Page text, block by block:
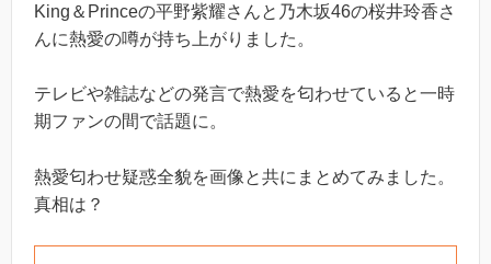
King＆Princeの平野紫耀さんと乃木坂46の桜井玲香さ
んに熱愛の噂が持ち上がりました。
テレビや雑誌などの発言で熱愛を匂わせていると一時
期ファンの間で話題に。
熱愛匂わせ疑惑全貌を画像と共にまとめてみました。
真相は？